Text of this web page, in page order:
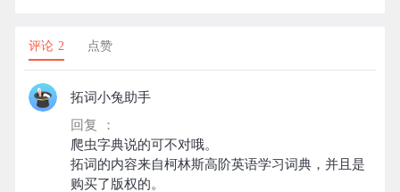
评论 2 点赞
拓词小兔助手
回复 ：
爬虫字典说的可不对哦。
拓词的内容来自柯林斯高阶英语学习词典，并且是
购买了版权的。